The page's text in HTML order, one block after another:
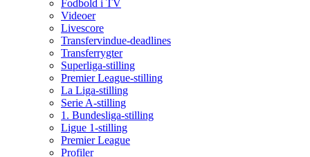
Fodbold i TV
Videoer
Livescore
Transfervindue-deadlines
Transferrygter
Superliga-stilling
Premier League-stilling
La Liga-stilling
Serie A-stilling
1. Bundesliga-stilling
Ligue 1-stilling
Premier League
Profiler